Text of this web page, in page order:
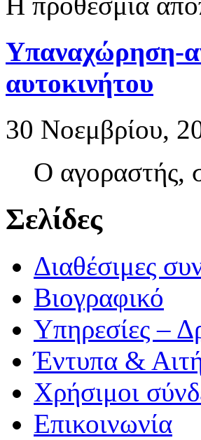
Υπαναχώρηση-
αυτοκινήτου
30 Νοεμβρίου,
Ο αγοραστής,
Σελίδες
Διαθέσιμες
Βιογραφικό
Υπηρεσίες –
Έντυπα &
Χρήσιμοι
Επικοινωνία